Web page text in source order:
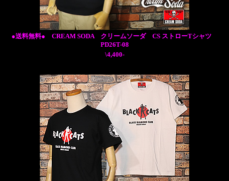
●送料無料● CREAM SODA クリームソーダ CS ストローTシャツ
PD26T-08
\4,400-